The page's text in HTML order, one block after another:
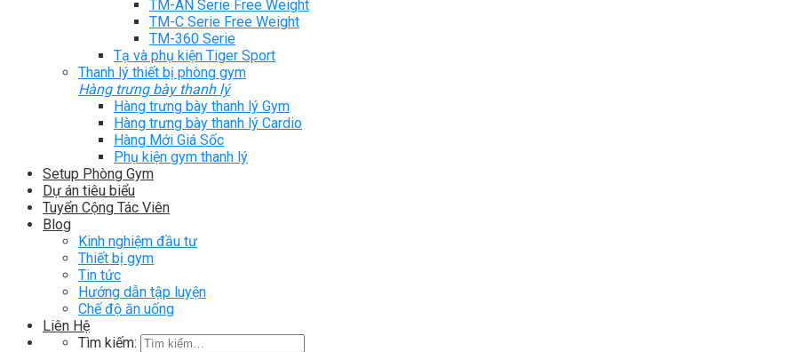
TM-AN Serie Free Weight
TM-C Serie Free Weight
TM-360 Serie
Tạ và phụ kiện Tiger Sport
Thanh lý thiết bị phòng gym
Hàng trưng bày thanh lý
Hàng trưng bày thanh lý Gym
Hàng trưng bày thanh lý Cardio
Hàng Mới Giá Sốc
Phụ kiện gym thanh lý
Setup Phòng Gym
Dự án tiêu biểu
Tuyển Cộng Tác Viên
Blog
Kinh nghiệm đầu tư
Thiết bị gym
Tin tức
Hướng dẫn tập luyện
Chế độ ăn uống
Liên Hệ
Tìm kiếm: